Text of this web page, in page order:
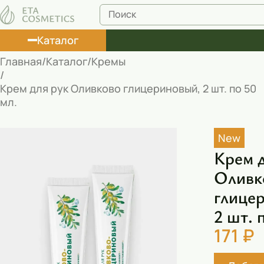
Каталог
Лосьоны
Муссы
Масла
Пена для ванны
Румяна
Главная Каталог Кремы
Крем для рук Оливково глицериновый, 2 шт. по 50
мл.
New
Крем
2 шт.
171 ₽